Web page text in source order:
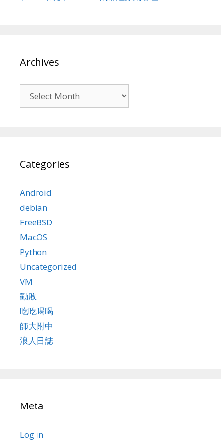
Archives
Categories
Android
debian
FreeBSD
MacOS
Python
Uncategorized
VM
勸敗
吃吃喝喝
師大附中
浪人日誌
Meta
Log in